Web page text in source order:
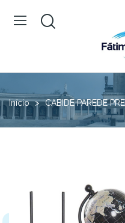
Início CABIDE PAREDE